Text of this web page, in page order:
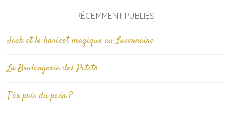
RÉCEMMENT PUBLIÉS
Jack et le haricot magique au Lucernaire
La Boulangerie des Petits
T’as pris du pain ?